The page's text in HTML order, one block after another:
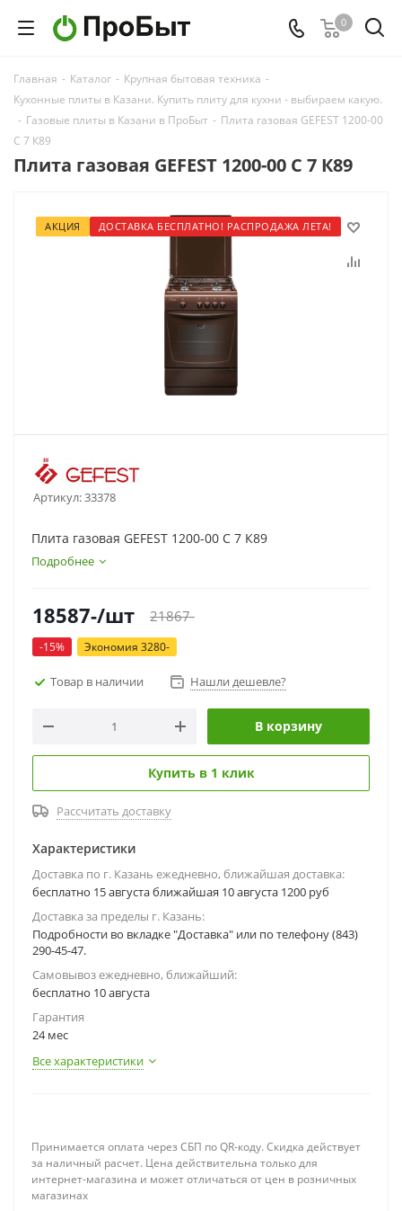
0
Главная - Каталог - Крупная бытовая техника -
Кухонные плиты в Казани. Купить плиту для кухни - выбираем какую.
- Газовые плиты в Казани в ПроБыт - Плита газовая GEFEST 1200-00
С 7 К89
Плита газовая GEFEST 1200-00 С 7 К89
АКЦИЯ ДОСТАВКА БЕСПЛАТНО! РАСПРОДАЖА ЛЕТА!
Артикул:33378
Плита газовая GEFEST 1200-00 С 7 К89
Подробнее
18587-/шт 21867-
-15% Экономия 3280-
Товар в наличии Нашли дешевле?
В корзину
Купить в 1 клик
Рассчитать доставку
Характеристики
Доставка по г. Казань ежедневно, ближайшая доставка:
бесплатно 15 августа ближайшая 10 августа 1200 руб
Доставка за пределы г. Казань:
Подробности во вкладке "Доставка" или по телефону (843)
290-45-47.
Самовывоз ежедневно, ближайший:
бесплатно 10 августа
Гарантия
24 мес
Все характеристики
Принимается оплата через СБП по QR-коду. Скидка действует
за наличный расчет. Цена действительна только для
интернет-магазина и может отличаться от цен в розничных
магазинах